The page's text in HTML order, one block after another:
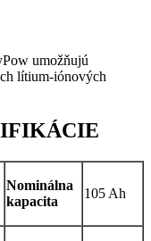
umožňujú
lítium-iónových
Nominálna
kapacita
105 Ah